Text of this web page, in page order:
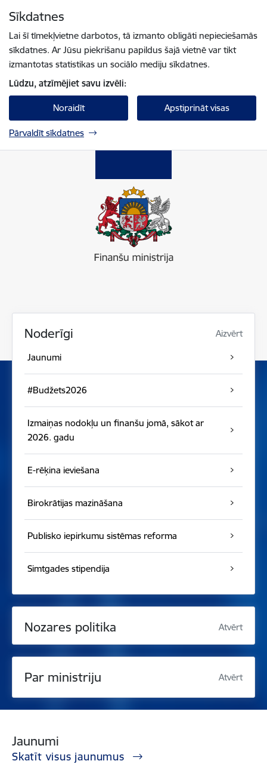
Sīkdatnes
Lai šī tīmekļvietne darbotos, tā izmanto obligāti nepieciešamās
sīkdatnes. Ar Jūsu piekrišanu papildus šajā vietnē var tikt
izmantotas statistikas un sociālo mediju sīkdatnes.
Lūdzu, atzīmējiet savu izvēli:
Noraidīt Apstiprināt visas
Pārvaldīt sīkdatnes
Noderīgi Aizvērt
Jaunumi
#Budžets2026
Izmaiņas nodokļu un finanšu jomā, sākot ar
2026. gadu
E-rēķina ieviešana
Birokrātijas mazināšana
Publisko iepirkumu sistēmas reforma
Simtgades stipendija
Nozares politika Atvērt
Par ministriju Atvērt
Jaunumi
Skatīt visus jaunumus